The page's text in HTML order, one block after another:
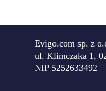
Evigo.com sp. z
ul. Klimczaka 1,
NIP 5252633492